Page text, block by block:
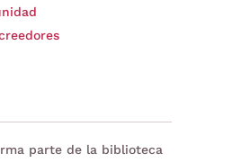
parte de la biblioteca